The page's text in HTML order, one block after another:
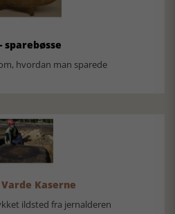
sparebøsse
hvordan man sparede
Kaserne
ildsted fra jernalderen